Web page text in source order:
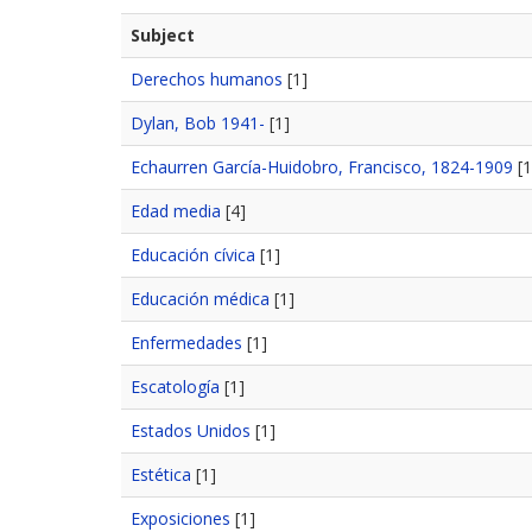
Subject
Derechos humanos [1]
Dylan, Bob 1941- [1]
Echaurren García-Huidobro, Francisco, 1824-1909
Edad media [4]
Educación cívica [1]
Educación médica [1]
Enfermedades [1]
Escatología [1]
Estados Unidos [1]
Estética [1]
Exposiciones [1]